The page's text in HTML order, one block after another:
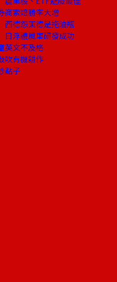
索賠勝率大增
德怨東德是拖油瓶
浮體風車研發成功
英文不及格
吹有機耕作
點子